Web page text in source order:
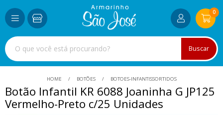
Buscar
0
HOME BOTÕES BOTOES-INFANTISSORTIDOS
Botão Infantil KR 6088 Joaninha G JP125
Vermelho-Preto c/25 Unidades